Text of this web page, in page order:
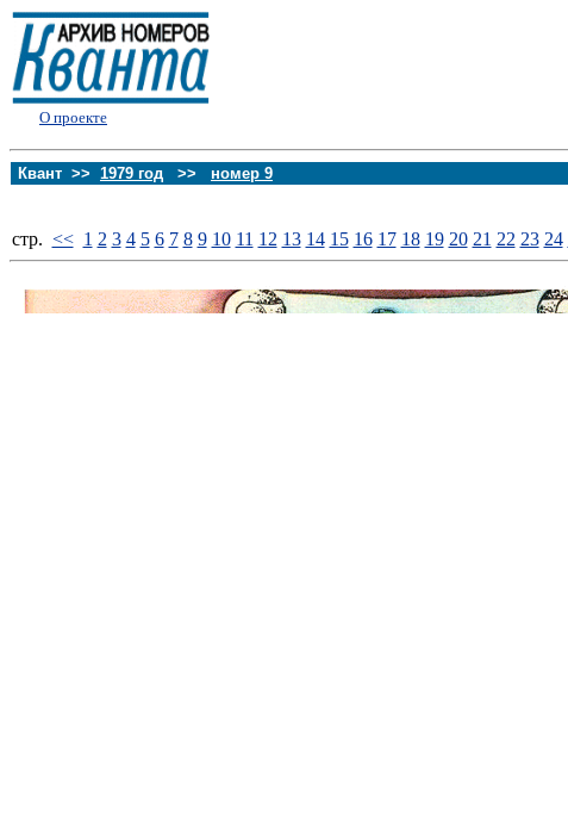
О проекте
Квант >> 1979 год >> номер 9
стp. << 1 2 3 4 5 6 7 8 9 10 11 12 13 14 15 16 17 18 19 20 21 22 23 24